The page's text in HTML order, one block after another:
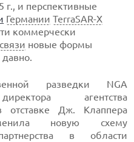
г., и перспективные
Германии TerraSAR-X
коммерчески
новые формы
давно.
разведки NGA
агентства
отставке Дж. Клаппера
новую схему
в области